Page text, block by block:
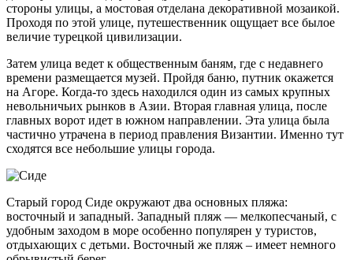
стороны улицы, а мостовая отделана декоративной мозаикой.
Проходя по этой улице, путешественник ощущает все былое
величие турецкой цивилизации.
Затем улица ведет к общественным баням, где с недавнего
времени размещается музей. Пройдя баню, путник окажется
на Агоре. Когда-то здесь находился один из самых крупных
невольничьих рынков в Азии. Вторая главная улица, после
главных ворот идет в южном направлении. Эта улица была
частично утрачена в период правления Византии. Именно тут
сходятся все небольшие улицы города.
Старый город Сиде окружают два основных пляжа:
восточный и западный. Западный пляж — мелкопесчаный, с
удобным заходом в море особенно популярен у туристов,
отдыхающих с детьми. Восточный же пляж – имеет немного